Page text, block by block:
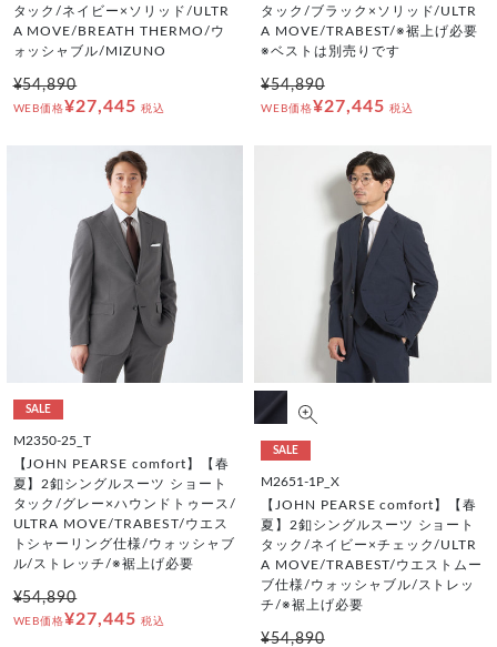
タック/ネイビー×ソリッド/ULTR
A MOVE/BREATH THERMO/ウ
ォッシャブル/MIZUNO
¥54,890
WEB価格¥27,445 税込
タック/ブラック×ソリッド/ULTR
A MOVE/TRABEST/※裾上げ必要
※ベストは別売りです
¥54,890
WEB価格¥27,445 税込
SALE
M2350-25_T
【JOHN PEARSE comfort】【春
夏】2釦シングルスーツ ショート
タック/グレー×ハウンドトゥース/
ULTRA MOVE/TRABEST/ウエス
トシャーリング仕様/ウォッシャブ
ル/ストレッチ/※裾上げ必要
¥54,890
WEB価格¥27,445 税込
SALE
M2651-1P_X
【JOHN PEARSE comfort】【春
夏】2釦シングルスーツ ショート
タック/ネイビー×チェック/ULTR
A MOVE/TRABEST/ウエストムー
ブ仕様/ウォッシャブル/ストレッ
チ/※裾上げ必要
¥54,890